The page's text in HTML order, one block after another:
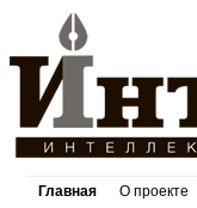
Главная О проекте